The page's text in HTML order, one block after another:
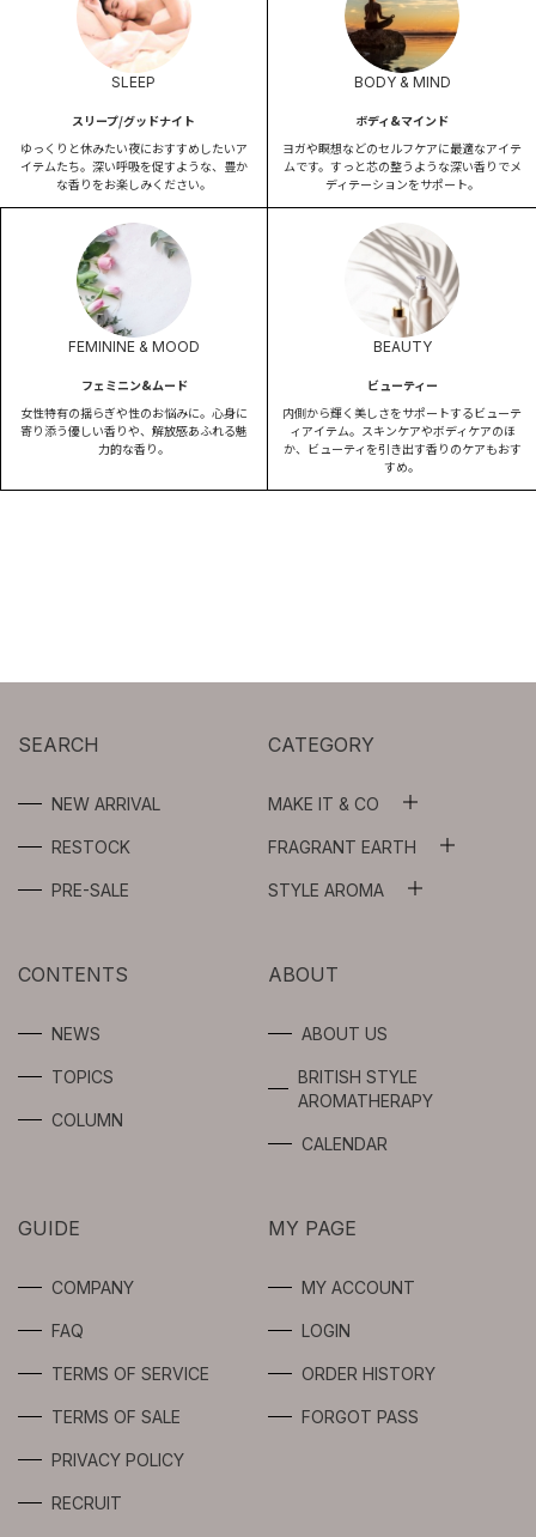
SLEEP
スリープ/グッドナイト
ゆっくりと休みたい夜におすすめしたいア
イテムたち。深い呼吸を促すような、豊か
な香りをお楽しみください。
BODY & MIND
ボディ&マインド
ヨガや瞑想などのセルフケアに最適なアイテ
ムです。すっと芯の整うような深い香りでメ
ディテーションをサポート。
FEMININE & MOOD
フェミニン&ムード
女性特有の揺らぎや性のお悩みに。心身に
寄り添う優しい香りや、解放感あふれる魅
力的な香り。
BEAUTY
ビューティー
内側から輝く美しさをサポートするビューテ
ィアイテム。スキンケアやボディケアのほ
か、ビューティを引き出す香りのケアもおす
すめ。
SEARCH
NEW ARRIVAL
RESTOCK
PRE-SALE
CATEGORY
MAKE IT & CO
WASH OIL
SERUM
GEL / CREAM
SPOTS CARE
FRAGRANT EARTH
SYNERGIES
FOR
USERS
STYLE AROMA
AROMA SPRAY
AROMA OIL
FRAGRANCE
CONTENTS
NEWS
TOPICS
COLUMN
ABOUT
ABOUT US
BRITISH STYLE
AROMATHERAPY
CALENDAR
GUIDE
COMPANY
FAQ
TERMS OF SERVICE
TERMS OF SALE
PRIVACY POLICY
RECRUIT
MY PAGE
MY ACCOUNT
LOGIN
ORDER HISTORY
FORGOT PASS